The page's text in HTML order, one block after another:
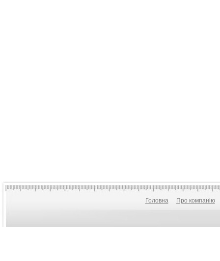
Головна Про компанію